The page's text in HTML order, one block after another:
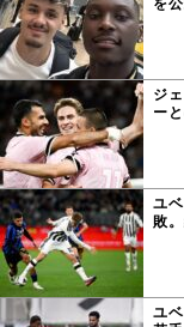
を
ジ
ー
ユ
敗
ユ